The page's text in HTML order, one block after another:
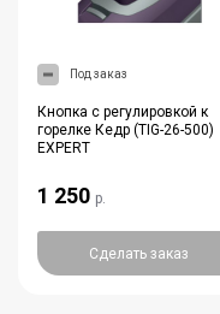
Под заказ
Кнопка с регулировкой к
горелке Кедр (TIG-26-500)
EXPERT
1 250 р.
Сделать заказ